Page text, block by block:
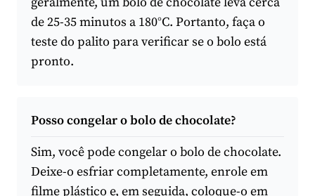
de 25-35 minutos a 180°C. Portanto, faça o
teste do palito para verificar se o bolo está
pronto.
Posso congelar o bolo de chocolate?
Sim, você pode congelar o bolo de chocolate.
Deixe-o esfriar completamente, enrole em
filme plástico e, em seguida, coloque-o em